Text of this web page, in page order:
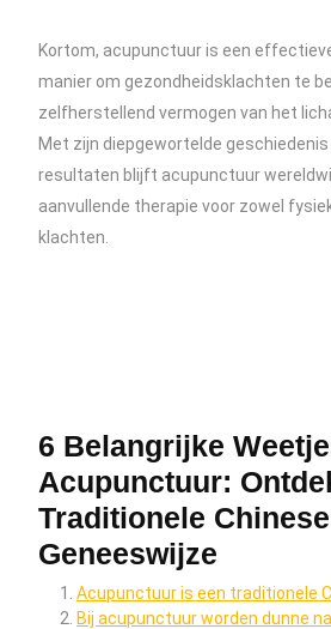
Kortom, acupunctuur is een
manier om gezondheidsklachten te
zelfherstellend vermogen van het
Met zijn diepgewortelde
resultaten blijft acupunctuur
aanvullende therapie voor zowel
klachten.
6 Belangrijke
Acupunctuur:
Traditionele Chinese
Geneeswijze
Acupunctuur is een traditionele
Bij acupunctuur worden dunne